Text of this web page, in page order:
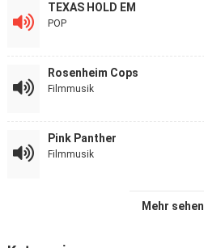
TEXAS HOLD EM
POP
Rosenheim Cops
Filmmusik
Pink Panther
Filmmusik
Mehr sehen